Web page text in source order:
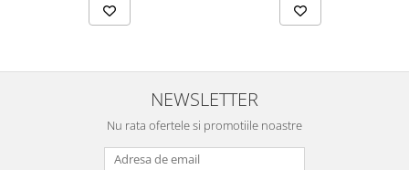
NEWSLETTER
Nu rata ofertele si promotiile noastre